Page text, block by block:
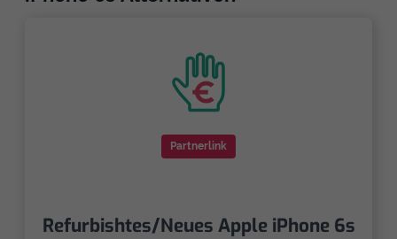
Partnerlink
Refurbishtes/Neues Apple iPhone 6s